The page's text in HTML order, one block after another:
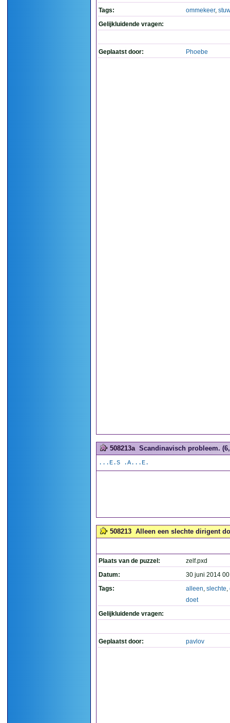
Tags:
ommekeer,
Gelijkluidende vragen:
Geplaatst door: Phoebe
508213a Scandinavisch probleem.
...E.S .A...E.
508213 Alleen een slechte dirigent
Plaats van de puzzel:
zelf.pxd
Datum:
30 juni 2014
Tags:
alleen, slechte,
doet
Gelijkluidende vragen:
Geplaatst door: pavlov